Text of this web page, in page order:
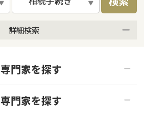
詳細検索
土日祝の相談可能
専門家を探す
専門家を探す